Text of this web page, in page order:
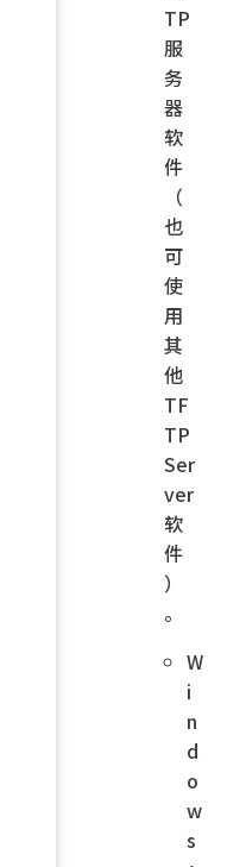
TP
服
务
器
软
件
（
也
可
使
用
其
他
TF
TP
Ser
ver
软
件
）
。
W
i
n
d
o
w
s